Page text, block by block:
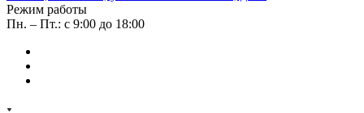
Режим работы
Пн. – Пт.: с 9:00 до 18:00